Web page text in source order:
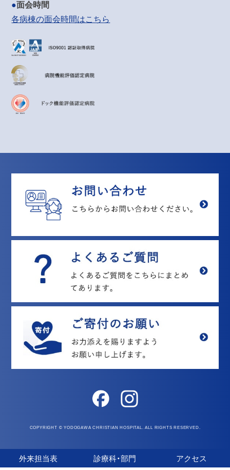
面会時間
各病棟の面会時間はこちら
COPYRIGHT © YODOGAWA CHRISTIAN HOSPITAL. ALL RIGHTS RESERVED.
外来担当表 診療科・部門 アクセス